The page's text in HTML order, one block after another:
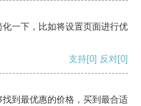
一下，比如将设置页面进行优
支持[0] 反对[0]
到最优惠的价格，买到最合适